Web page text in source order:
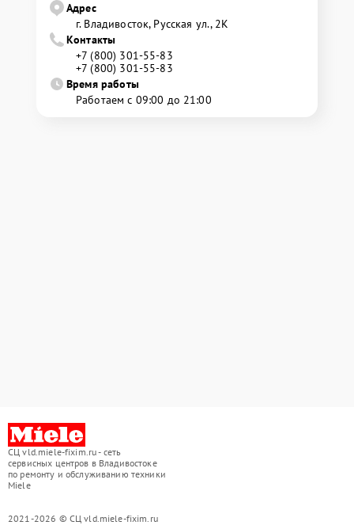
Адрес
г. Владивосток, Русская ул., 2К
Контакты
+7 (800) 301-55-83
+7 (800) 301-55-83
Время работы
Работаем с 09:00 до 21:00
СЦ vld.miele-fixim.ru - сеть
сервисных центров в Владивостоке
по ремонту и обслуживанию техники
Miele
2021-2026 © СЦ vld.miele-fixim.ru